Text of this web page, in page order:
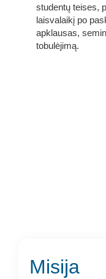
studentų teises,
laisvalaikį po
apklausas,
tobulėjimą.
Misija